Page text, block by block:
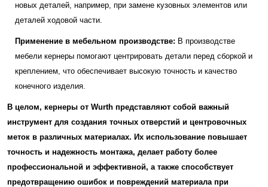
новых деталей, например, при замене кузовных элементов или
деталей ходовой части.
Применение в мебельном производстве: В производстве
мебели кернеры помогают центрировать детали перед сборкой и
креплением, что обеспечивает высокую точность и качество
конечного изделия.
В целом, кернеры от Wurth представляют собой важный
инструмент для создания точных отверстий и центровочных
меток в различных материалах. Их использование повышает
точность и надежность монтажа, делает работу более
профессиональной и эффективной, а также способствует
предотвращению ошибок и повреждений материала при